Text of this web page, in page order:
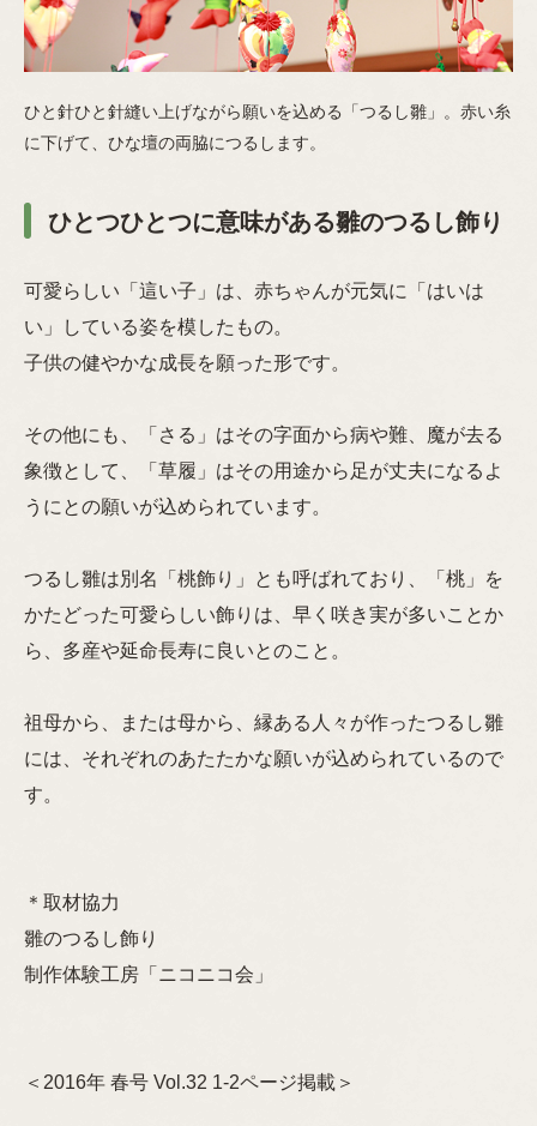
ひと針ひと針縫い上げながら願いを込める「つるし雛」。赤い糸
に下げて、ひな壇の両脇につるします。
ひとつひとつに意味がある雛のつるし飾り
可愛らしい「這い子」は、赤ちゃんが元気に「はいは
い」している姿を模したもの。
子供の健やかな成長を願った形です。
その他にも、「さる」はその字面から病や難、魔が去る
象徴として、「草履」はその用途から足が丈夫になるよ
うにとの願いが込められています。
つるし雛は別名「桃飾り」とも呼ばれており、「桃」を
かたどった可愛らしい飾りは、早く咲き実が多いことか
ら、多産や延命長寿に良いとのこと。
祖母から、または母から、縁ある人々が作ったつるし雛
には、それぞれのあたたかな願いが込められているので
す。
＊取材協力
雛のつるし飾り
制作体験工房「ニコニコ会」
＜2016年 春号 Vol.32 1-2ページ掲載＞